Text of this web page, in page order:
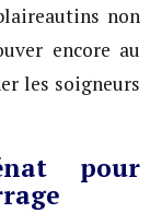
non
encore au
les soigneurs
pour